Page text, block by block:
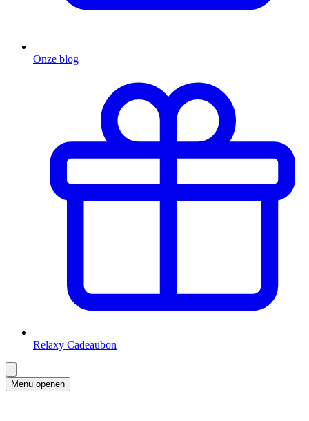
Onze blog
Relaxy Cadeaubon
Menu openen